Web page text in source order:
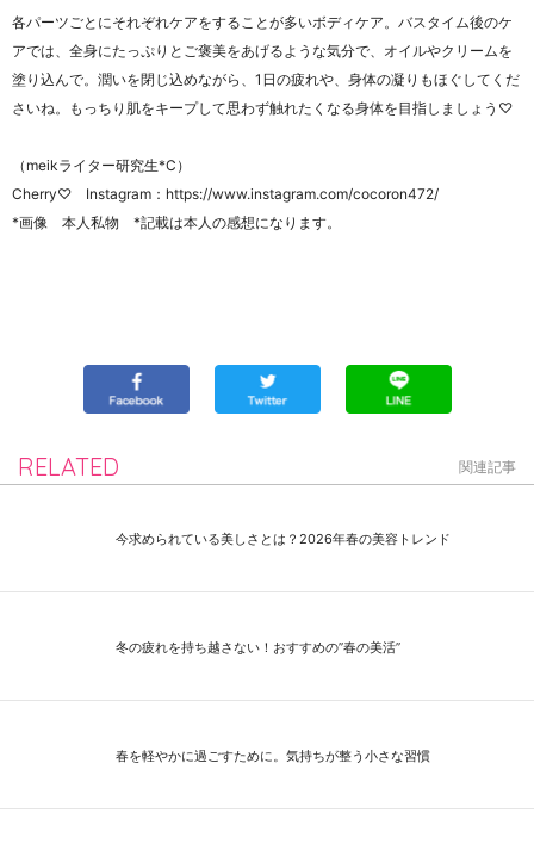
各パーツごとにそれぞれケアをすることが多いボディケア。バスタイム後のケ
アでは、全身にたっぷりとご褒美をあげるような気分で、オイルやクリームを
塗り込んで。潤いを閉じ込めながら、1日の疲れや、身体の凝りもほぐしてくだ
さいね。もっちり肌をキープして思わず触れたくなる身体を目指しましょう♡
（meikライター研究生*C）
Cherry♡ Instagram：https://www.instagram.com/cocoron472/
*画像 本人私物 *記載は本人の感想になります。
RELATED 関連記事
今求められている美しさとは？2026年春の美容トレンド
冬の疲れを持ち越さない！おすすめの”春の美活”
春を軽やかに過ごすために。気持ちが整う小さな習慣